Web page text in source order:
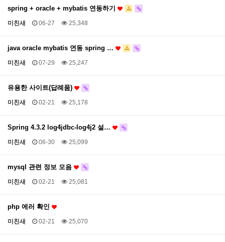
spring + oracle + mybatis 연동하기
미친새 06-27 25,348
java oracle mybatis 연동 spring …
미친새 07-29 25,247
유용한 사이트(답례품)
미친새 02-21 25,178
Spring 4.3.2 log4jdbc-log4j2 설…
미친새 06-30 25,099
mysql 관련 정보 모음
미친새 02-21 25,081
php 에러 확인
미친새 02-21 25,070